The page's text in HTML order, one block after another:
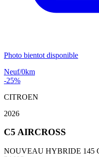
Photo bientot disponible
Neuf/0km
-25%
CITROEN
2026
C5 AIRCROSS
NOUVEAU HYBRIDE 145